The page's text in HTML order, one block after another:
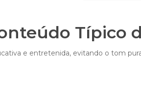
Típico
e entretenida, evitando o tom